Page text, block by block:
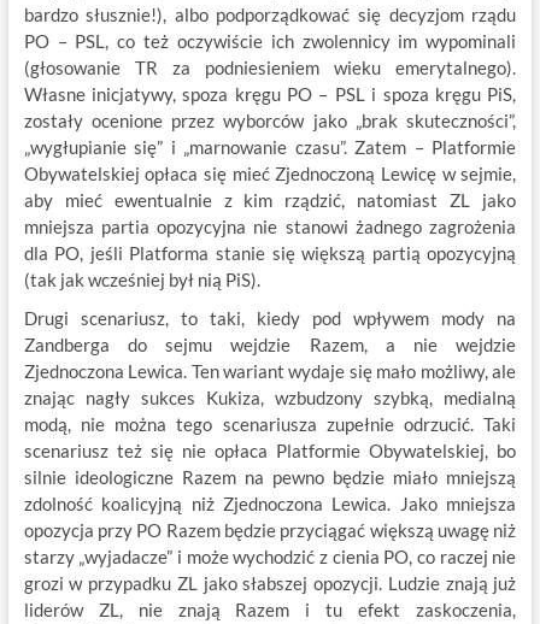
bardzo słusznie!), albo podporządkować się decyzjom rządu
PO – PSL, co też oczywiście ich zwolennicy im wypominali
(głosowanie TR za podniesieniem wieku emerytalnego).
Własne inicjatywy, spoza kręgu PO – PSL i spoza kręgu PiS,
zostały ocenione przez wyborców jako „brak skuteczności”,
„wygłupianie się” i „marnowanie czasu”. Zatem – Platformie
Obywatelskiej opłaca się mieć Zjednoczoną Lewicę w sejmie,
aby mieć ewentualnie z kim rządzić, natomiast ZL jako
mniejsza partia opozycyjna nie stanowi żadnego zagrożenia
dla PO, jeśli Platforma stanie się większą partią opozycyjną
(tak jak wcześniej był nią PiS).
Drugi scenariusz, to taki, kiedy pod wpływem mody na
Zandberga do sejmu wejdzie Razem, a nie wejdzie
Zjednoczona Lewica. Ten wariant wydaje się mało możliwy, ale
znając nagły sukces Kukiza, wzbudzony szybką, medialną
modą, nie można tego scenariusza zupełnie odrzucić. Taki
scenariusz też się nie opłaca Platformie Obywatelskiej, bo
silnie ideologiczne Razem na pewno będzie miało mniejszą
zdolność koalicyjną niż Zjednoczona Lewica. Jako mniejsza
opozycja przy PO Razem będzie przyciągać większą uwagę niż
starzy „wyjadacze” i może wychodzić z cienia PO, co raczej nie
grozi w przypadku ZL jako słabszej opozycji. Ludzie znają już
liderów ZL, nie znają Razem i tu efekt zaskoczenia,